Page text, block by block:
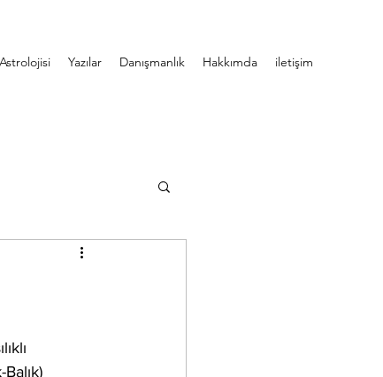
Yazılar Danışmanlık Hakkımda iletişim